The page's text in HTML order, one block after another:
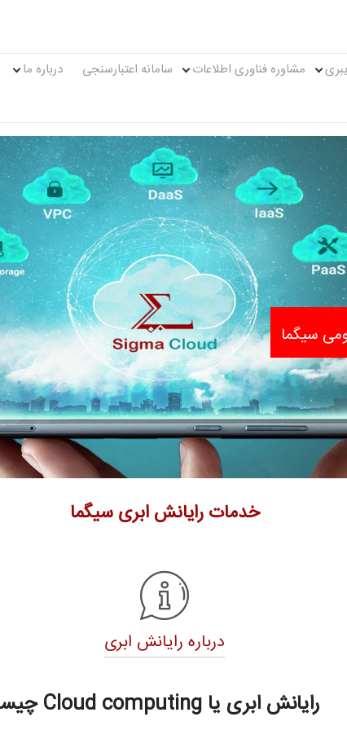
مشاوره فناوری اطلاعات سامانه اعتبارسنجی درباره ما
مشاهده ابر عمومی سیگما
خدمات رایانش ابری سیگما
درباره رایانش ابری
رایانش ابری یا Cloud computing چیست ؟